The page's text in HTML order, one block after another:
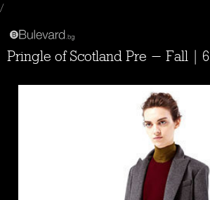
/
Pringle of Scotland Pre - Fall | 6